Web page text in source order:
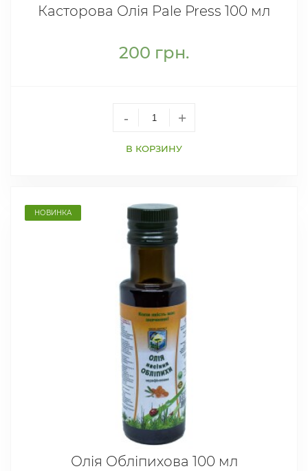
Касторова Олія Pale Press 100 мл
200 грн.
- +
В КОРЗИНУ
НОВИНКА
Олія Обліпихова 100 мл